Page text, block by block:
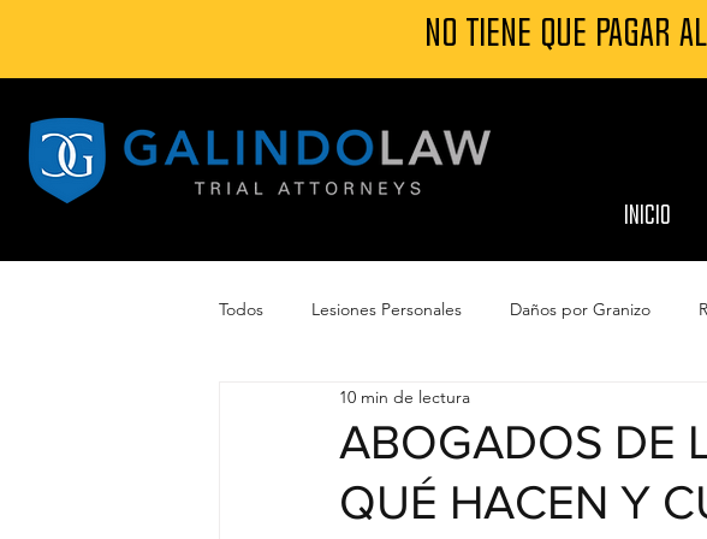
NO TIENE QUE PAGAR
INICIO
Todos Lesiones Personales Daños por Granizo
Daños por Huracán Accidentes Automovilísticos
Reclamo Seguro por daño de tornado Reclamo
ABOGADOS DE
QUÉ HACEN Y
10 min de lectura